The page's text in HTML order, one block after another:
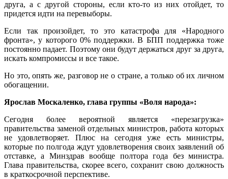
друга, а с другой стороны, если кто-то из них отойдет, то
придется идти на перевыборы.
Если так произойдет, то это катастрофа для «Народного
фронта», у которого 0% поддержки. В БПП поддержка тоже
постоянно падает. Поэтому они будут держаться друг за друга,
искать компромиссы и все такое.
Но это, опять же, разговор не о стране, а только об их личном
обогащении.
Ярослав Москаленко, глава группы «Воля народа»:
Сегодня более вероятной является «перезагрузка»
правительства заменой отдельных министров, работа которых
не удовлетворяет. Плюс на сегодня уже есть министры,
которые по полгода ждут удовлетворения своих заявлений об
отставке, а Минздрав вообще полтора года без министра.
Глава правительства, скорее всего, сохранит свою должность
в краткосрочной перспективе.